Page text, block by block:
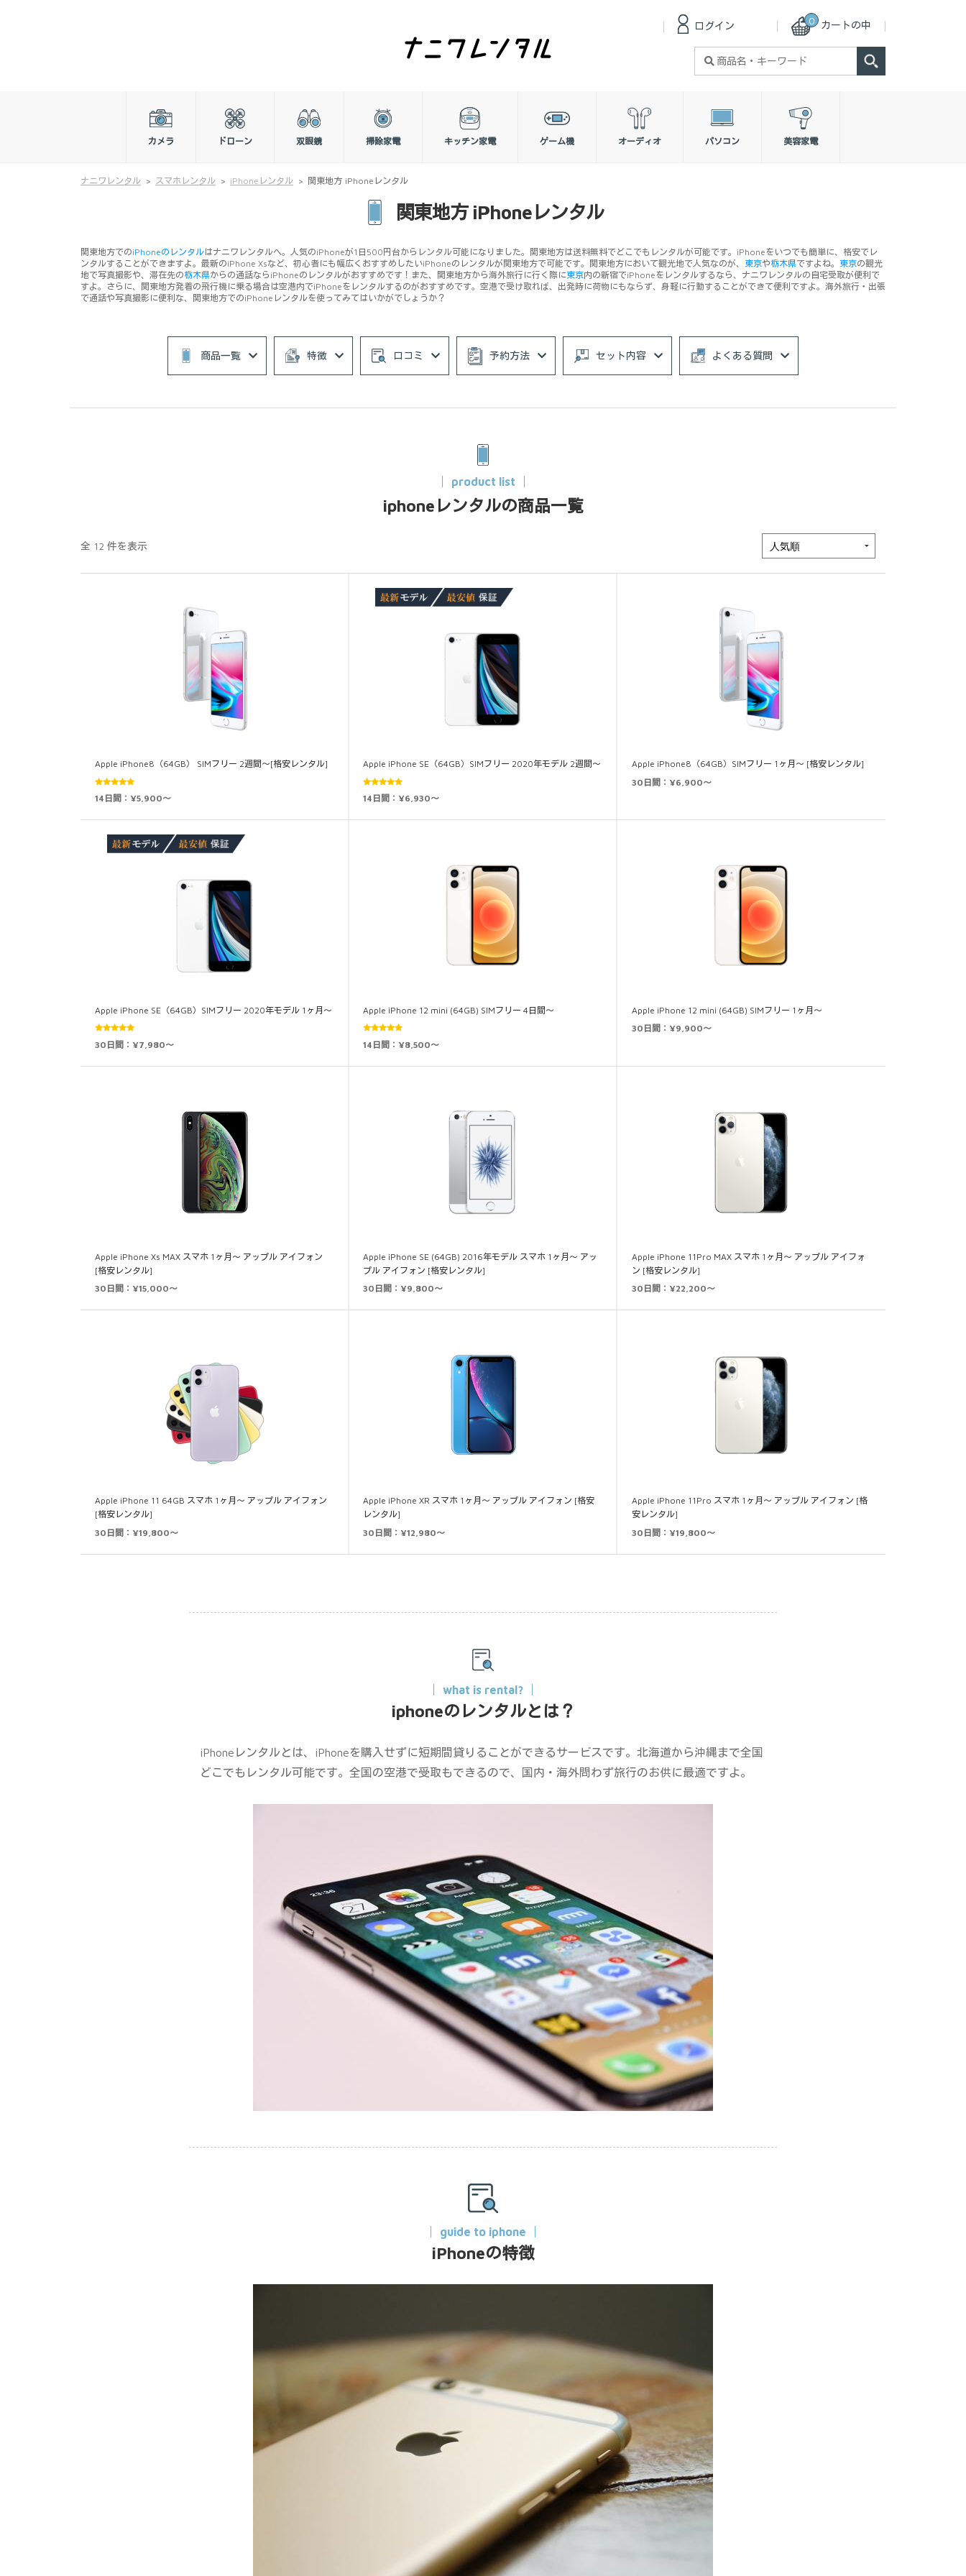
カートの中
0
ログイン
カメラ ドローン 双眼鏡 掃除家電 キッチン家電 ゲーム機 オーディオ パソコン 美容家電
ナニワレンタル スマホレンタル iPhoneレンタル 関東地方 iPhoneレンタル
関東地方 iPhoneレンタル
関東地方でのiPhoneのレンタルはナニワレンタルへ。人気のiPhoneが1日500円台からレンタル可能になりました。関東地方は送料無料でどこでもレンタルが可能です。iPhoneをいつでも簡単に、格安でレ
ンタルすることができますよ。最新のiPhone Xsなど、初心者にも幅広くおすすめしたいiPhoneのレンタルが関東地方で可能です。関東地方において観光地で人気なのが、 東京や栃木県ですよね。 東京の観光
地で写真撮影や、滞在先の栃木県からの通話ならiPhoneのレンタルがおすすめです！また、関東地方から海外旅行に行く際に東京内の新宿でiPhoneをレンタルするなら、ナニワレンタルの自宅受取が便利で
すよ。さらに、関東地方発着の飛行機に乗る場合は空港内でiPhoneをレンタルするのがおすすめです。空港で受け取れば、出発時に荷物にもならず、身軽に行動することができて便利ですよ。海外旅行・出張
で通話や写真撮影に便利な、関東地方でのiPhoneレンタルを使ってみてはいかがでしょうか？
商品一覧 特徴 口コミ 予約方法 セット内容 よくある質問
product list
iphoneレンタルの商品一覧
全 12 件を表示
Apple iPhone8（64GB） SIMフリー 2週間～[格安レンタル]
5段階中
14日間：¥5,900～
Apple iPhone SE（64GB）SIMフリー 2020年モデル 2週間～
5段階中
14日間：¥6,930～
Apple iPhone8（64GB）SIMフリー 1ヶ月～ [格安レンタル]
30日間：¥6,900～
Apple iPhone SE（64GB）SIMフリー 2020年モデル 1ヶ月～
5段階中
30日間：¥7,980～
Apple iPhone 12 mini (64GB) SIMフリー 4日間～
5段階中
14日間：¥8,500～
Apple iPhone 12 mini (64GB) SIMフリー 1ヶ月～
30日間：¥9,900～
Apple iPhone Xs MAX スマホ 1ヶ月～ アップル アイフォン
[格安レンタル]
30日間：¥15,000～
Apple iPhone SE (64GB) 2016年モデル スマホ 1ヶ月～ アッ
プル アイフォン [格安レンタル]
30日間：¥9,800～
Apple iPhone 11Pro MAX スマホ 1ヶ月～ アップル アイフォ
ン [格安レンタル]
30日間：¥22,200～
Apple iPhone 11 64GB スマホ 1ヶ月～ アップル アイフォン
[格安レンタル]
30日間：¥19,800～
Apple iPhone XR スマホ 1ヶ月～ アップル アイフォン [格安
レンタル]
30日間：¥12,980～
Apple iPhone 11Pro スマホ 1ヶ月～ アップル アイフォン [格
安レンタル]
30日間：¥19,800～
what is rental?
iphoneのレンタルとは？
iPhoneレンタルとは、iPhoneを購入せずに短期間貸りることができるサービスです。北海道から沖縄まで全国
どこでもレンタル可能です。全国の空港で受取もできるので、国内・海外問わず旅行のお供に最適ですよ。
guide to iphone
iPhoneの特徴